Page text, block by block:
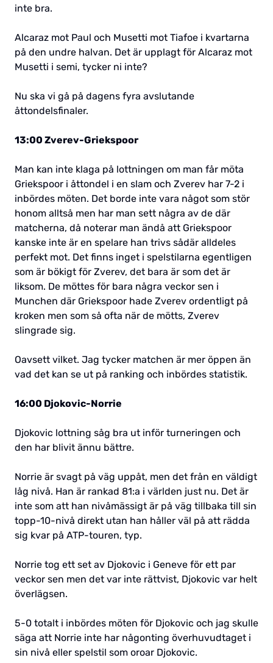
inte bra.
Alcaraz mot Paul och Musetti mot Tiafoe i kvartarna
på den undre halvan. Det är upplagt för Alcaraz mot
Musetti i semi, tycker ni inte?
Nu ska vi gå på dagens fyra avslutande
åttondelsfinaler.
13:00 Zverev-Griekspoor
Man kan inte klaga på lottningen om man får möta
Griekspoor i åttondel i en slam och Zverev har 7-2 i
inbördes möten. Det borde inte vara något som stör
honom alltså men har man sett några av de där
matcherna, då noterar man ändå att Griekspoor
kanske inte är en spelare han trivs sådär alldeles
perfekt mot. Det finns inget i spelstilarna egentligen
som är bökigt för Zverev, det bara är som det är
liksom. De möttes för bara några veckor sen i
Munchen där Griekspoor hade Zverev ordentligt på
kroken men som så ofta när de mötts, Zverev
slingrade sig.
Oavsett vilket. Jag tycker matchen är mer öppen än
vad det kan se ut på ranking och inbördes statistik.
16:00 Djokovic-Norrie
Djokovic lottning såg bra ut inför turneringen och
den har blivit ännu bättre.
Norrie är svagt på väg uppåt, men det från en väldigt
låg nivå. Han är rankad 81:a i världen just nu. Det är
inte som att han nivåmässigt är på väg tillbaka till sin
topp-10-nivå direkt utan han håller väl på att rädda
sig kvar på ATP-touren, typ.
Norrie tog ett set av Djokovic i Geneve för ett par
veckor sen men det var inte rättvist, Djokovic var helt
överlägsen.
5-0 totalt i inbördes möten för Djokovic och jag skulle
säga att Norrie inte har någonting överhuvudtaget i
sin nivå eller spelstil som oroar Djokovic.